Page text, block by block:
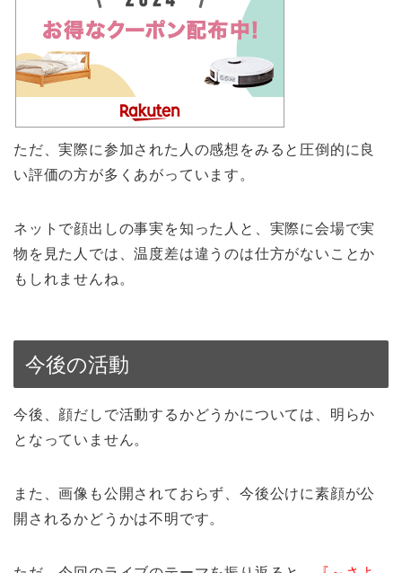
ただ、実際に参加された人の感想をみると圧倒的に良
い評価の方が多くあがっています。
ネットで顔出しの事実を知った人と、実際に会場で実
物を見た人では、温度差は違うのは仕方がないことか
もしれませんね。
今後の活動
今後、顔だしで活動するかどうかについては、明らか
となっていません。
また、画像も公開されておらず、今後公けに素顔が公
開されるかどうかは不明です。